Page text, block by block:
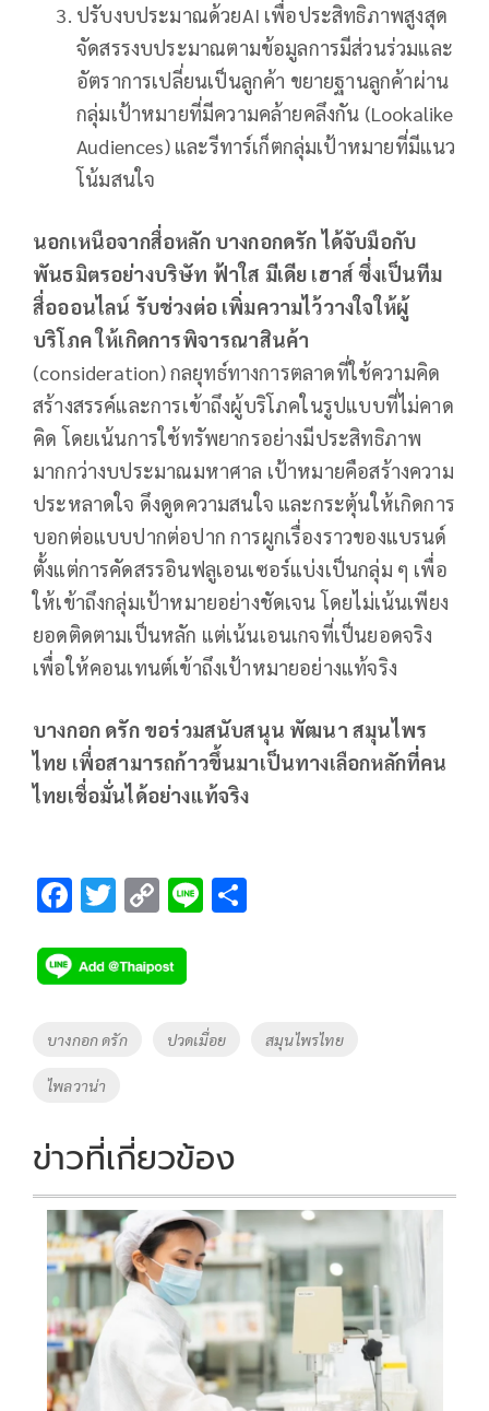
ปรับงบประมาณด้วยAI เพื่อประสิทธิภาพสูงสุด
จัดสรรงบประมาณตามข้อมูลการมีส่วนร่วมและ
อัตราการเปลี่ยนเป็นลูกค้า ขยายฐานลูกค้าผ่าน
กลุ่มเป้าหมายที่มีความคล้ายคลึงกัน (Lookalike
Audiences) และรีทาร์เก็ตกลุ่มเป้าหมายที่มีแนว
โน้มสนใจ
นอกเหนือจากสื่อหลัก บางกอกดรัก ได้จับมือกับ
พันธมิตรอย่างบริษัท ฟ้าใส มีเดีย เฮาส์ ซึ่งเป็นทีม
สื่อออนไลน์ รับช่วงต่อ เพิ่มความไว้วางใจให้ผู้
บริโภค ให้เกิดการพิจารณาสินค้า
(consideration) กลยุทธ์ทางการตลาดที่ใช้ความคิด
สร้างสรรค์และการเข้าถึงผู้บริโภคในรูปแบบที่ไม่คาด
คิด โดยเน้นการใช้ทรัพยากรอย่างมีประสิทธิภาพ
มากกว่างบประมาณมหาศาล เป้าหมายคือสร้างความ
ประหลาดใจ ดึงดูดความสนใจ และกระตุ้นให้เกิดการ
บอกต่อแบบปากต่อปาก การผูกเรื่องราวของแบรนด์
ตั้งแต่การคัดสรรอินฟลูเอนเซอร์แบ่งเป็นกลุ่ม ๆ เพื่อ
ให้เข้าถึงกลุ่มเป้าหมายอย่างชัดเจน โดยไม่เน้นเพียง
ยอดติดตามเป็นหลัก แต่เน้นเอนเกจที่เป็นยอดจริง
เพื่อให้คอนเทนต์เข้าถึงเป้าหมายอย่างแท้จริง
บางกอก ดรัก ขอร่วมสนับสนุน พัฒนา สมุนไพร
ไทย เพื่อสามารถก้าวขึ้นมาเป็นทางเลือกหลักที่คน
ไทยเชื่อมั่นได้อย่างแท้จริง
F
e
b
o
k
T
tt
er
C
p
y
Li
Li
Tags
บางกอก ดรัก ปวดเมื่อย สมุนไพรไทย
ไพลวาน่า
ข่าวที่เกี่ยวข้อง